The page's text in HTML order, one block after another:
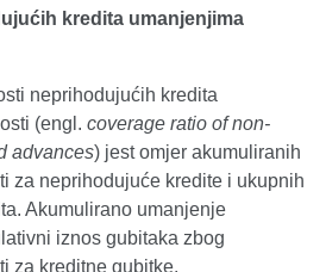
kredita umanjenjima
neprihodujućih kredita
(engl. coverage ratio of non-
advances) jest omjer akumuliranih
za neprihodujuće kredite i ukupnih
Akumulirano umanjenje
iznos gubitaka zbog
za kreditne gubitke.